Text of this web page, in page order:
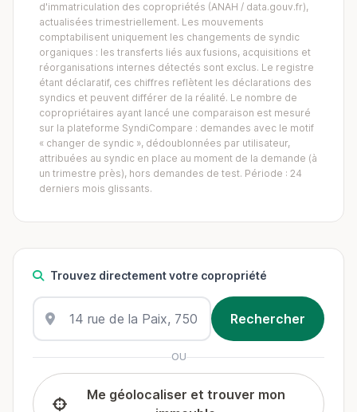
d'immatriculation des copropriétés (ANAH / data.gouv.fr),
actualisées trimestriellement. Les mouvements
comptabilisent uniquement les changements de syndic
organiques : les transferts liés aux fusions, acquisitions et
réorganisations internes détectés sont exclus. Le registre
étant déclaratif, ces chiffres reflètent les déclarations des
syndics et peuvent différer de la réalité. Le nombre de
copropriétaires ayant lancé une comparaison est mesuré
sur la plateforme SyndiCompare : demandes avec le motif
« changer de syndic », dédoublonnées par utilisateur,
attribuées au syndic en place au moment de la demande (à
un trimestre près), hors demandes de test. Période : 24
derniers mois glissants.
Trouvez directement votre copropriété
OU
Me géolocaliser et trouver mon